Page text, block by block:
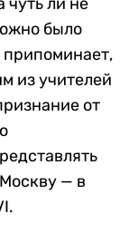
было
припоминает,
из учителей
от
— в